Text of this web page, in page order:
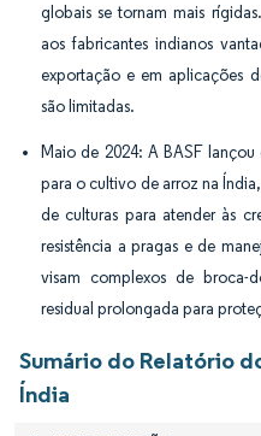
globais se tornam mais
aos fabricantes indianos
exportação e em aplicações
são limitadas.
Maio de 2024: A BASF
para o cultivo de arroz na
de culturas para atender às
resistência a pragas e de
visam complexos de broca-
residual prolongada para
Sumário do Relatório
Índia